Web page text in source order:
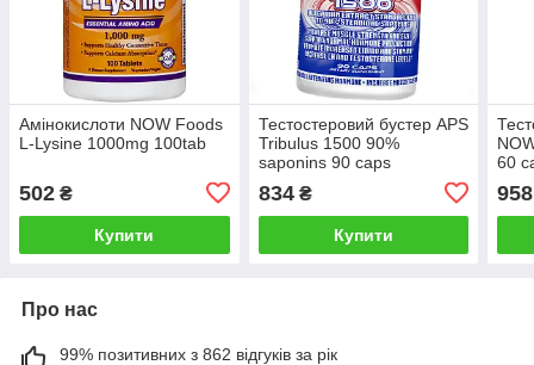
Амінокислоти NOW Foods
L-Lysine 1000mg 100tab
502 ₴
Купити
Тестостеровий бустер APS
Tribulus 1500 90%
saponins 90 caps
834₴
Купити
60
958
Про нас
99% позитивних з 862 відгуків за рік